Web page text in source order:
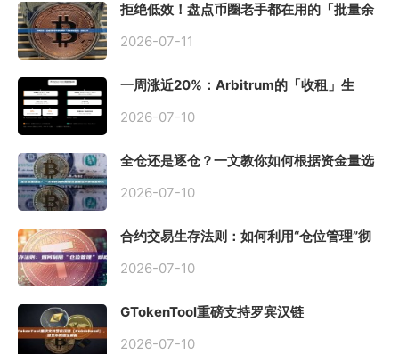
拒绝低效！盘点币圈老手都在用的「批量余
2026-07-11
一周涨近20%：Arbitrum的「收租」生
2026-07-10
全仓还是逐仓？一文教你如何根据资金量选
2026-07-10
合约交易生存法则：如何利用“仓位管理”彻
2026-07-10
GTokenTool重磅支持罗宾汉链
2026-07-10